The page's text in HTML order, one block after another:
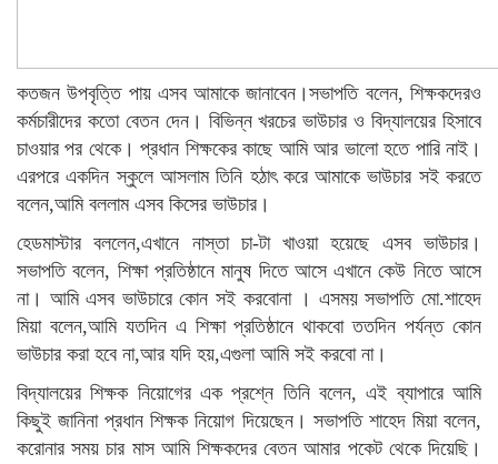
কতজন উপবৃত্তি পায় এসব আমাকে জানাবেন।সভাপতি বলেন, শিক্ষকদেরও
কর্মচারীদের কতো বেতন দেন। বিভিন্ন খরচের ভাউচার ও বিদ্যালয়ের হিসাবে
চাওয়ার পর থেকে। প্রধান শিক্ষকের কাছে আমি আর ভালো হতে পারি নাই।
এরপরে একদিন স্কুলে আসলাম তিনি হঠাৎ করে আমাকে ভাউচার সই করতে
বলেন,আমি বললাম এসব কিসের ভাউচার।
হেডমাস্টার বললেন,এখানে নাস্তা চা-টা খাওয়া হয়েছে এসব ভাউচার।
সভাপতি বলেন, শিক্ষা প্রতিষ্ঠানে মানুষ দিতে আসে এখানে কেউ নিতে আসে
না। আমি এসব ভাউচারে কোন সই করবোনা । এসময় সভাপতি মো.শাহেদ
মিয়া বলেন,আমি যতদিন এ শিক্ষা প্রতিষ্ঠানে থাকবো ততদিন পর্যন্ত কোন
ভাউচার করা হবে না,আর যদি হয়,এগুলা আমি সই করবো না।
বিদ্যালয়ের শিক্ষক নিয়োগের এক প্রশ্নে তিনি বলেন, এই ব্যাপারে আমি
কিছুই জানিনা প্রধান শিক্ষক নিয়োগ দিয়েছেন। সভাপতি শাহেদ মিয়া বলেন,
করোনার সময় চার মাস আমি শিক্ষকদের বেতন আমার পকেট থেকে দিয়েছি।